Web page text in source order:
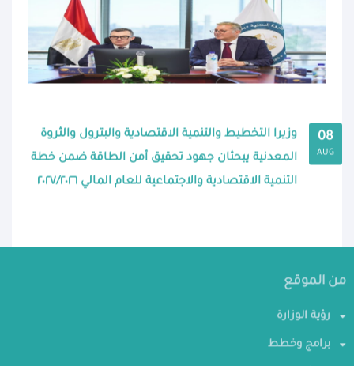
08
AUG
وزيرا التخطيط والتنمية الاقتصادية والبترول والثروة
المعدنية يبحثان جهود تحقيق أمن الطاقة ضمن خطة
التنمية الاقتصادية والاجتماعية للعام المالي ٢٠٢٧/٢٠٢٦
من الموقع
رؤية الوزارة
برامج وخطط